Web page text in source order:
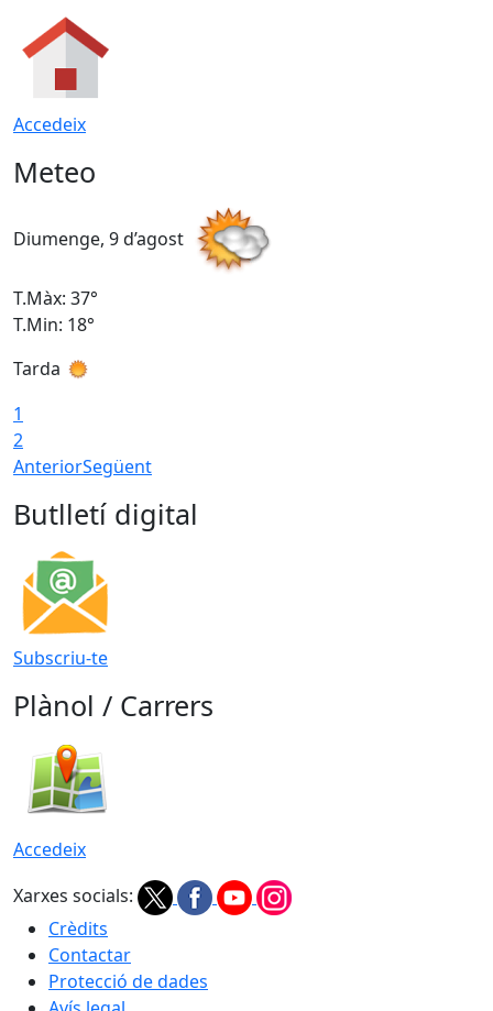
Accedeix
Meteo
Diumenge, 9 d’agost
T.Màx: 37°
T.Min: 18°
Tarda
1
2
AnteriorSegüent
Butlletí digital
Subscriu-te
Plànol / Carrers
Accedeix
Xarxes socials:
Crèdits
Contactar
Protecció de dades